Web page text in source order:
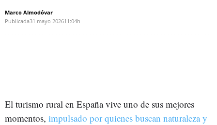
Marco Almodóvar
Publicada31 mayo 202611:04h
El turismo rural en España vive uno de sus mejores
momentos, impulsado por quienes buscan naturaleza y